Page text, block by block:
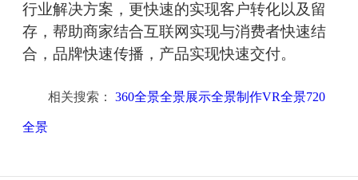
行业解决方案，更快速的实现客户转化以及留
存，帮助商家结合互联网实现与消费者快速结
合，品牌快速传播，产品实现快速交付。
相关搜索： 360全景全景展示全景制作VR全景720
全景